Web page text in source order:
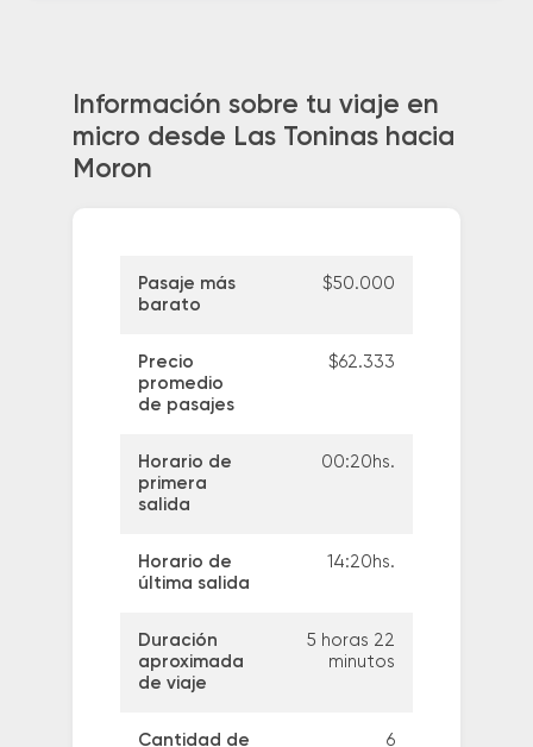
Información sobre tu viaje en
micro desde Las Toninas hacia
Moron
Pasaje más
barato
$50.000
Precio
promedio
de pasajes
$62.333
Horario de
primera
salida
00:20hs.
Horario de
última salida
14:20hs.
Duración
aproximada
de viaje
5 horas 22
minutos
Cantidad de 6